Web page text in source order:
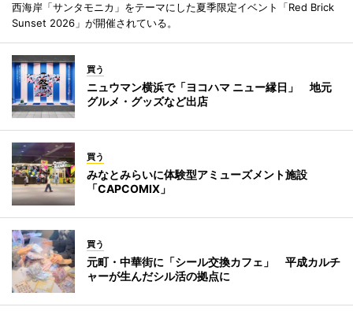
西海岸「サンタモニカ」をテーマにした夏季限定イベント「Red Brick
Sunset 2026」が開催されている。
買う
ニュウマン横浜で「ヨコハマ ニュー縁日」 地元
グルメ・グッズなど出店
買う
みなとみらいに体験型アミューズメント施設
「CAPCOMIX」
買う
元町・中華街に「シール交換カフェ」 平成カルチ
ャーが生んだシル活の拠点に